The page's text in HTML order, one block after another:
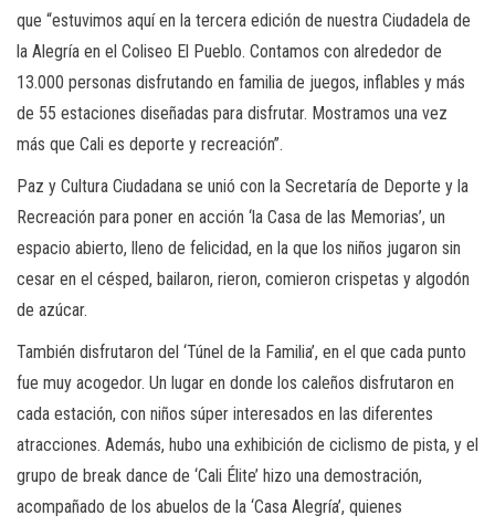
que “estuvimos aquí en la tercera edición de nuestra Ciudadela de
la Alegría en el Coliseo El Pueblo. Contamos con alrededor de
13.000 personas disfrutando en familia de juegos, inflables y más
de 55 estaciones diseñadas para disfrutar. Mostramos una vez
más que Cali es deporte y recreación”.
Paz y Cultura Ciudadana se unió con la Secretaría de Deporte y la
Recreación para poner en acción ‘la Casa de las Memorias’, un
espacio abierto, lleno de felicidad, en la que los niños jugaron sin
cesar en el césped, bailaron, rieron, comieron crispetas y algodón
de azúcar.
También disfrutaron del ‘Túnel de la Familia’, en el que cada punto
fue muy acogedor. Un lugar en donde los caleños disfrutaron en
cada estación, con niños súper interesados en las diferentes
atracciones. Además, hubo una exhibición de ciclismo de pista, y el
grupo de break dance de ‘Cali Élite’ hizo una demostración,
acompañado de los abuelos de la ‘Casa Alegría’, quienes